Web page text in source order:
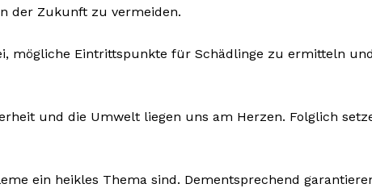
der Zukunft zu vermeiden.
mögliche Eintrittspunkte für Schädlinge zu ermitteln
und die Umwelt liegen uns am Herzen. Folglich
ein heikles Thema sind. Dementsprechend